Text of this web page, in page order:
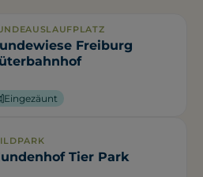
Freiburg
Eingezäunt
Tier Park